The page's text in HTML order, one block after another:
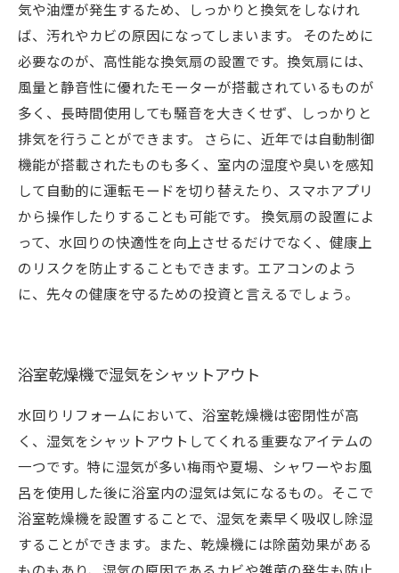
気や油煙が発生するため、しっかりと換気をしなけれ
ば、汚れやカビの原因になってしまいます。 そのために
必要なのが、高性能な換気扇の設置です。換気扇には、
風量と静音性に優れたモーターが搭載されているものが
多く、長時間使用しても騒音を大きくせず、しっかりと
排気を行うことができます。 さらに、近年では自動制御
機能が搭載されたものも多く、室内の湿度や臭いを感知
して自動的に運転モードを切り替えたり、スマホアプリ
から操作したりすることも可能です。 換気扇の設置によ
って、水回りの快適性を向上させるだけでなく、健康上
のリスクを防止することもできます。エアコンのよう
に、先々の健康を守るための投資と言えるでしょう。
浴室乾燥機で湿気をシャットアウト
水回りリフォームにおいて、浴室乾燥機は密閉性が高
く、湿気をシャットアウトしてくれる重要なアイテムの
一つです。特に湿気が多い梅雨や夏場、シャワーやお風
呂を使用した後に浴室内の湿気は気になるもの。そこで
浴室乾燥機を設置することで、湿気を素早く吸収し除湿
することができます。また、乾燥機には除菌効果がある